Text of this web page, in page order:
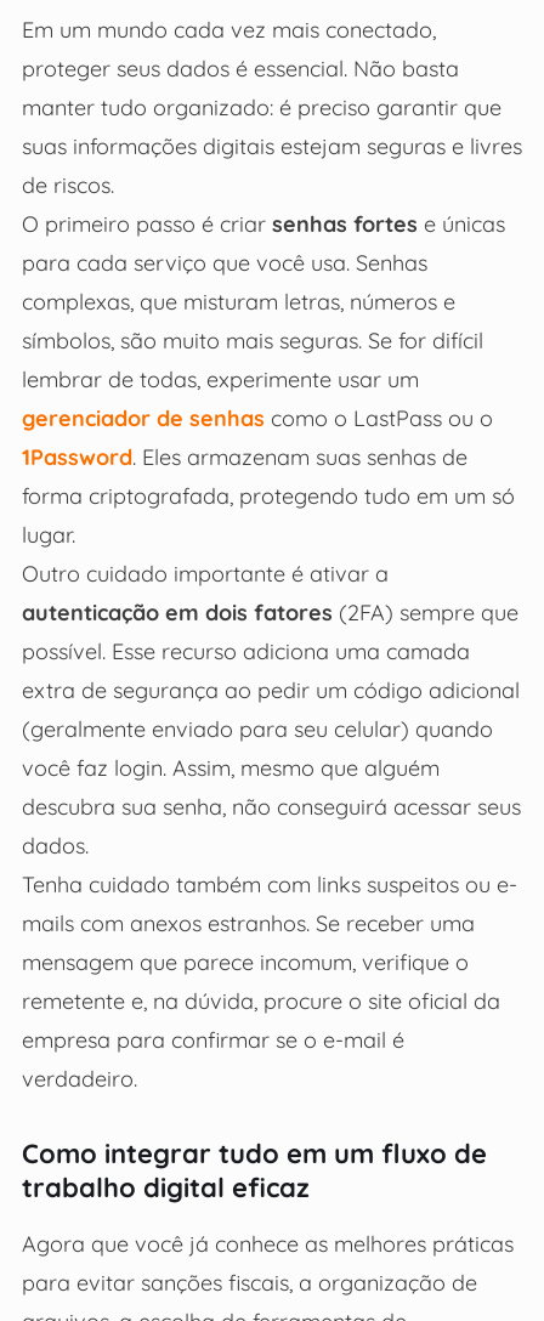
Em um mundo cada vez mais conectado,
proteger seus dados é essencial. Não basta
manter tudo organizado: é preciso garantir que
suas informações digitais estejam seguras e livres
de riscos.
O primeiro passo é criar senhas fortes e únicas
para cada serviço que você usa. Senhas
complexas, que misturam letras, números e
símbolos, são muito mais seguras. Se for difícil
lembrar de todas, experimente usar um
gerenciador de senhas como o LastPass ou o
1Password. Eles armazenam suas senhas de
forma criptografada, protegendo tudo em um só
lugar.
Outro cuidado importante é ativar a
autenticação em dois fatores (2FA) sempre que
possível. Esse recurso adiciona uma camada
extra de segurança ao pedir um código adicional
(geralmente enviado para seu celular) quando
você faz login. Assim, mesmo que alguém
descubra sua senha, não conseguirá acessar seus
dados.
Tenha cuidado também com links suspeitos ou e-
mails com anexos estranhos. Se receber uma
mensagem que parece incomum, verifique o
remetente e, na dúvida, procure o site oficial da
empresa para confirmar se o e-mail é
verdadeiro.
Como integrar tudo em um fluxo de
trabalho digital eficaz
Agora que você já conhece as melhores práticas
para evitar sanções fiscais, a organização de